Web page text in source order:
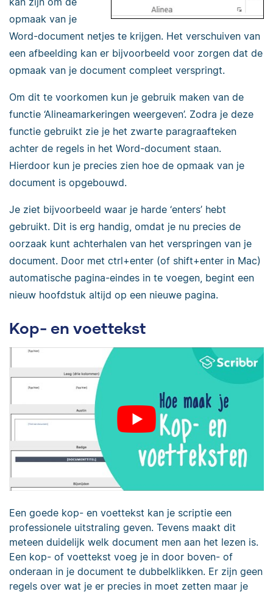
opmaak van je
Word-document netjes te krijgen. Het verschuiven van
een afbeelding kan er bijvoorbeeld voor zorgen dat de
opmaak van je document compleet verspringt.
Om dit te voorkomen kun je gebruik maken van de
functie ‘Alineamarkeringen weergeven’. Zodra je deze
functie gebruikt zie je het zwarte paragraafteken
achter de regels in het Word-document staan.
Hierdoor kun je precies zien hoe de opmaak van je
document is opgebouwd.
Je ziet bijvoorbeeld waar je harde ‘enters’ hebt
gebruikt. Dit is erg handig, omdat je nu precies de
oorzaak kunt achterhalen van het verspringen van je
document. Door met ctrl+enter (of shift+enter in Mac)
automatische pagina-eindes in te voegen, begint een
nieuw hoofdstuk altijd op een nieuwe pagina.
Kop- en voettekst
Een goede kop- en voettekst kan je scriptie een
professionele uitstraling geven. Tevens maakt dit
meteen duidelijk welk document men aan het lezen is.
Een kop- of voettekst voeg je in door boven- of
onderaan in je document te dubbelklikken. Er zijn geen
regels over wat je er precies in moet zetten maar je